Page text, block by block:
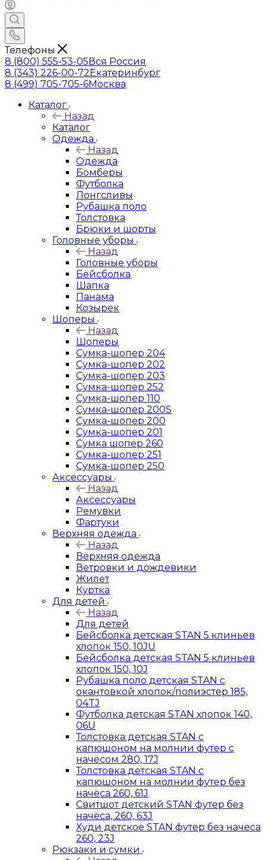
Телефоны
8 (800) 555-53-05Вся Россия
8 (343) 226-00-72Екатеринбург
8 (499) 705-705-6Москва
Каталог
Назад
Каталог
Одежда
Назад
Одежда
Бомберы
Футболка
Лонгсливы
Рубашка поло
Толстовка
Брюки и шорты
Головные уборы
Назад
Головные уборы
Бейсболка
Шапка
Панама
Козырек
Шоперы
Назад
Шоперы
Сумка-шопер 204
Сумка-шопер 202
Сумка-шопер 203
Сумка-шопер 252
Сумка-шопер 110
Сумка-шопер 200S
Сумка-шопер 200
Сумка-шопер 201
Сумка шопер 260
Сумка-шопер 251
Сумка-шопер 250
Аксессуары
Назад
Аксессуары
Ремувки
Фартуки
Верхняя одежда
Назад
Верхняя одежда
Ветровки и дождевики
Жилет
Куртка
Для детей
Назад
Для детей
Бейсболка детская STAN 5 клиньев
хлопок 150, 10JU
Бейсболка детская STAN 5 клиньев
хлопок 150, 10J
Рубашка поло детская STAN с
окантовкой хлопок/полиэстер 185,
04TJ
Футболка детская STAN хлопок 140,
06U
Толстовка детская STAN с
капюшоном на молнии футер с
начёсом 280, 17J
Толстовка детская STAN с
капюшоном на молнии футер без
начёса 260, 61J
Свитшот детский STAN футер без
начёса, 260, 63J
Худи детское STAN футер без начеса
260, 23J
Рюкзаки и сумки